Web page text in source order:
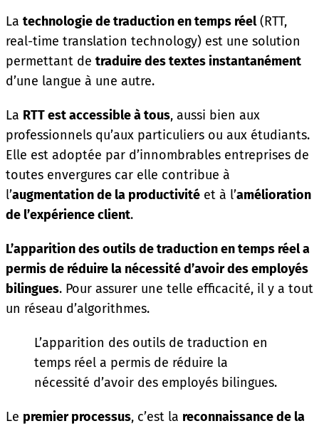
La technologie de traduction en temps réel(RTT,
real-time translation technology) est une solution
permettant de traduire des textes instantanément
d’une langue à une autre.
La RTT est accessible à tous, aussi bien aux
professionnels qu’aux particuliers ou aux étudiants.
Elle est adoptée par d’innombrables entreprises de
toutes envergures car elle contribue à
l’augmentation de la productivité et à l’amélioration
de l’expérience client.
L’apparition des outils de traduction en temps réel a
permis de réduire la nécessité d’avoir des employés
bilingues. Pour assurer une telle efficacité, il y a tout
un réseau d’algorithmes.
L’apparition des outils de traduction en
temps réel a permis de réduire la
nécessité d’avoir des employés bilingues.
Le premier processus, c’est la reconnaissance de la